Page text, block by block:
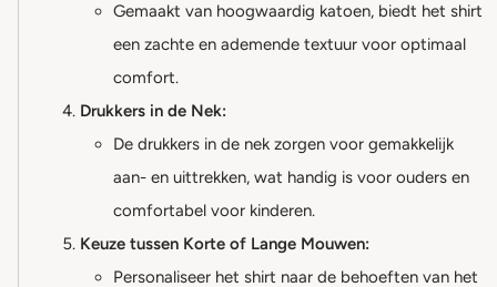
Gemaakt van hoogwaardig katoen, biedt het shirt
een zachte en ademende textuur voor optimaal
comfort.
Drukkers in de Nek:
De drukkers in de nek zorgen voor gemakkelijk
aan- en uittrekken, wat handig is voor ouders en
comfortabel voor kinderen.
Keuze tussen Korte of Lange Mouwen:
Personaliseer het shirt naar de behoeften van het